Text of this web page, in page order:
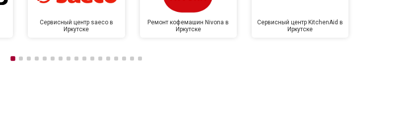
Сервисный центр saeco в
Иркутске
Ремонт кофемашин Nivona в
Иркутске
Сервисный центр KitchenAid в
Иркутске